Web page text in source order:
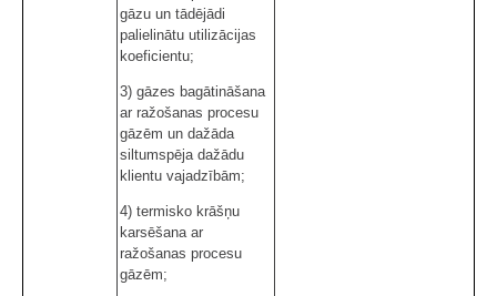
gāzu un tādējādi
palielinātu utilizācijas
koeficientu;
3) gāzes bagātināšana
ar ražošanas procesu
gāzēm un dažāda
siltumspēja dažādu
klientu vajadzībām;
4) termisko krāšņu
karsēšana ar
ražošanas procesu
gāzēm;